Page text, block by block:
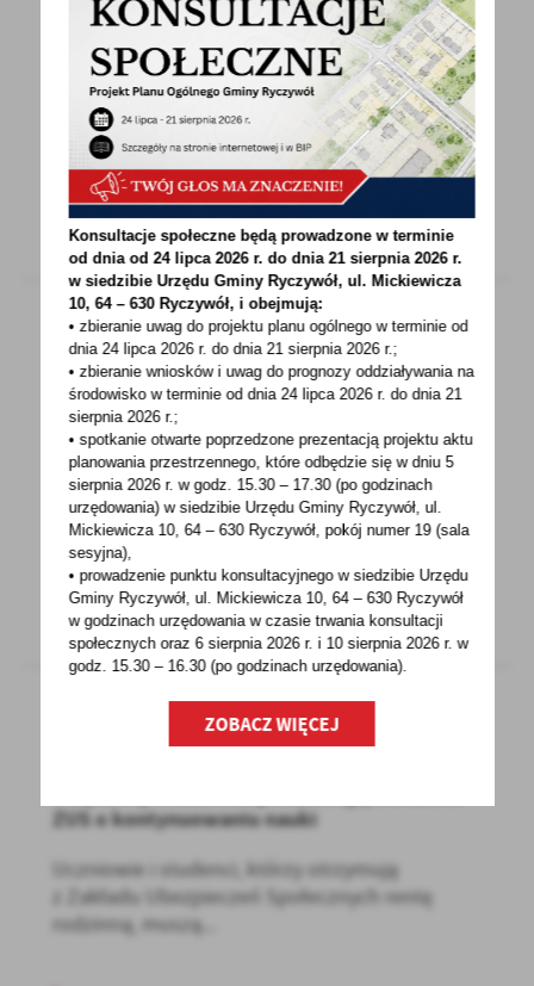
15 - 09 - 2021
ZEBRANIE WIEJSKIE SOŁECTWA RYCZYWÓŁ
UWAGAZEBRANIE WIEJSKIE - SOŁECTWO
RYCZYWÓŁ ZAPRASZAMY NA ZEBRANIE
WIEJSKIE, KTÓRE ODBĘDZIE SIĘ...
15 - 09 - 2021
TWOJA ULUBIONA TRASA ROWEROWA W WOJ.
WIELKOPOLSKIM. II EDYCJA
Jesteś entuzjastą/ką wycieczek rowerowych?
Masz ulubione trasy na weekend i urlop? A
może do pracy...
15 - 09 - 2021
ZUS o kontynuowaniu nauki
Uczniowie i studenci, którzy otrzymują
z Zakładu Ubezpieczeń Społecznych rentę
rodzinną, muszą...
Konsultacje społeczne będą prowadzone w terminie
od dnia od 24 lipca 2026 r. do dnia 21 sierpnia 2026 r.
w siedzibie Urzędu Gminy Ryczywół, ul. Mickiewicza
10, 64 – 630 Ryczywół, i obejmują:
• zbieranie uwag do projektu planu ogólnego w terminie od
dnia 24 lipca 2026 r. do dnia 21 sierpnia 2026 r.;
• zbieranie wniosków i uwag do prognozy oddziaływania na
środowisko w terminie od dnia 24 lipca 2026 r. do dnia 21
sierpnia 2026 r.;
• spotkanie otwarte poprzedzone prezentacją projektu aktu
planowania przestrzennego, które odbędzie się w dniu 5
sierpnia 2026 r.w godz. 15.30 – 17.30 (po godzinach
urzędowania) w siedzibie Urzędu Gminy Ryczywół, ul.
Mickiewicza 10, 64 – 630 Ryczywół, pokójnumer 19 (sala
sesyjna),
• prowadzenie punktu konsultacyjnego w siedzibie Urzędu
Gminy Ryczywół, ul. Mickiewicza 10, 64 – 630 Ryczywół
w godzinachurzędowania w czasie trwania konsultacji
społecznych oraz 6 sierpnia 2026 r. i 10 sierpnia 2026 r. w
godz. 15.30 – 16.30 (po godzinachurzędowania).
ZOBACZ WIĘCEJ